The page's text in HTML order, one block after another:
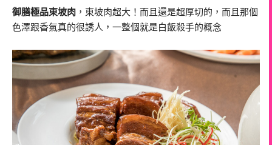
御膳極品東坡肉 ，東坡肉超大！而且還是超厚切的，而且那個
色澤跟香氣真的很誘人，一整個就是白飯殺手的概念